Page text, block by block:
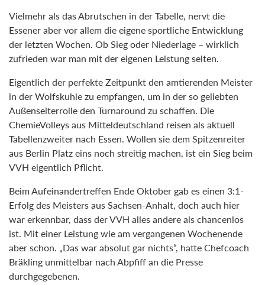
Vielmehr als das Abrutschen in der Tabelle, nervt die
Essener aber vor allem die eigene sportliche Entwicklung
der letzten Wochen. Ob Sieg oder Niederlage – wirklich
zufrieden war man mit der eigenen Leistung selten.
Eigentlich der perfekte Zeitpunkt den amtierenden Meister
in der Wolfskuhle zu empfangen, um in der so geliebten
Außenseiterrolle den Turnaround zu schaffen. Die
ChemieVolleys aus Mitteldeutschland reisen als aktuell
Tabellenzweiter nach Essen. Wollen sie dem Spitzenreiter
aus Berlin Platz eins noch streitig machen, ist ein Sieg beim
VVH eigentlich Pflicht.
Beim Aufeinandertreffen Ende Oktober gab es einen 3:1-
Erfolg des Meisters aus Sachsen-Anhalt, doch auch hier
war erkennbar, dass der VVH alles andere als chancenlos
ist. Mit einer Leistung wie am vergangenen Wochenende
aber schon. „Das war absolut gar nichts“, hatte Chefcoach
Bräkling unmittelbar nach Abpfiff an die Presse
durchgegebenen.